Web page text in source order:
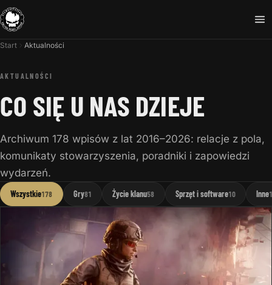
Start Aktualności
AKTUALNOŚCI
CO SIĘ U NAS DZIEJE
Archiwum 178 wpisów z lat 2016–2026: relacje z pola,
komunikaty stowarzyszenia, poradniki i zapowiedzi
wydarzeń.
Wszystkie178 Gry81 Życie klanu58 Sprzęt i software10 Inne